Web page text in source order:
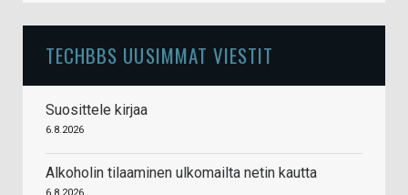
TECHBBS UUSIMMAT VIESTIT
Suosittele kirjaa
6.8.2026
Alkoholin tilaaminen ulkomailta netin kautta